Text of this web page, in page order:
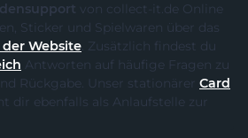
von collect-it.de Online
Shop für Sammelkarten, Sticker und Spielwaren über das
Website. Zusätzlich findest du
Antworten auf häufige Fragen zu
Rückgabe. Unser stationärer Card
dir ebenfalls als Anlaufstelle zur